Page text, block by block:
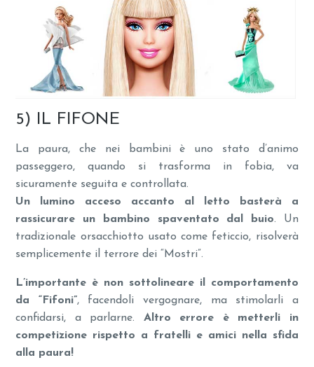
5) IL FIFONE
La paura, che nei bambini è uno stato d’animo
passeggero, quando si trasforma in fobia, va
sicuramente seguita e controllata.
Un lumino acceso accanto al letto basterà a
rassicurare un bambino spaventato dal buio. Un
tradizionale orsacchiotto usato come feticcio, risolverà
semplicemente il terrore dei “Mostri”.
L’importante è non sottolineare il comportamento
da “Fifoni”, facendoli vergognare, ma stimolarli a
confidarsi, a parlarne. Altro errore è metterli in
competizione rispetto a fratelli e amici nella sfida
alla paura!